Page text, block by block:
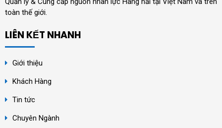
toàn thế giới.
LIÊN KẾT NHANH
Giới thiệu
Khách Hàng
Tin tức
Chuyên Ngành